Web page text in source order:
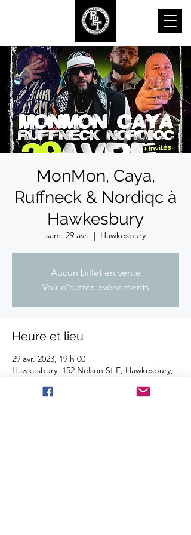
MonMon, Caya,
Ruffneck & Nordiqc à
Hawkesbury
sam. 29 avr.
  |
Hawkesbury
Aucun billet en vente
Voir d'autres événements
Heure et lieu
29 avr. 2023, 19 h 00
Hawkesbury, 152 Nelson St E, Hawkesbury,